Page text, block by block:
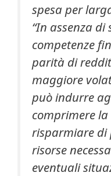
spesa per
“In assenza
competenze
parità di
maggiore
può indurre
comprimere
risparmiare di
risorse
eventuali